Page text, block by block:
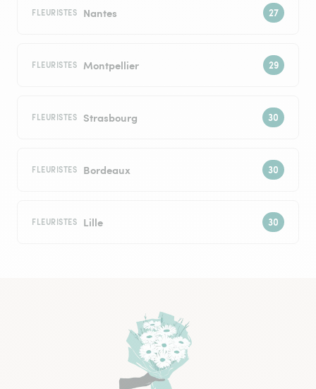
FLEURISTES Nantes
FLEURISTES Montpellier
FLEURISTES Strasbourg
FLEURISTES Bordeaux
FLEURISTES Lille